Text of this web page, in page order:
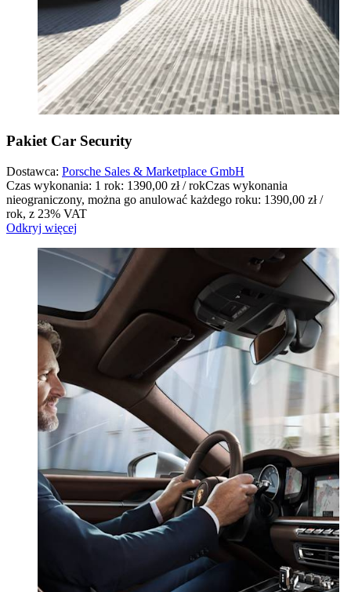
Pakiet Car Security
Dostawca: Porsche Sales & Marketplace GmbH
Czas wykonania: 1 rok: 1390,00 zł / rokCzas wykonania
nieograniczony, można go anulować każdego roku: 1390,00 zł /
rok, z 23% VAT
Odkryj więcej